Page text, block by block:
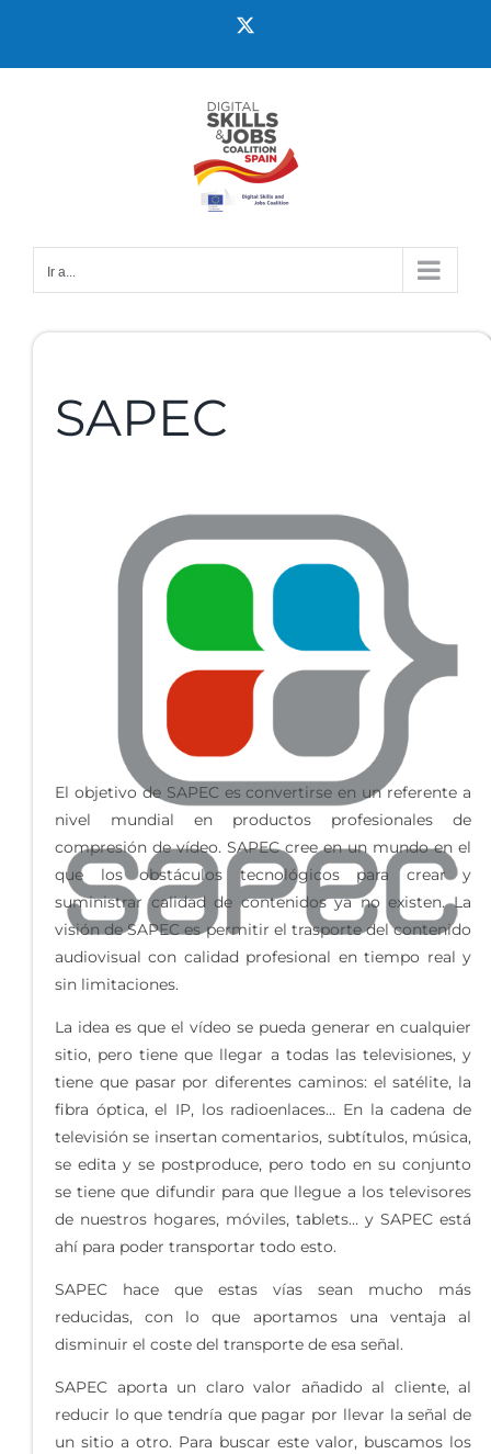
Ir a...
SAPEC
El objetivo de SAPEC es convertirse en un referente a
nivel mundial en productos profesionales de
compresión de vídeo. SAPEC cree en un mundo en el
que los obstáculos tecnológicos para crear y
suministrar calidad de contenidos ya no existen. La
visión de SAPEC es permitir el trasporte del contenido
audiovisual con calidad profesional en tiempo real y
sin limitaciones.
La idea es que el vídeo se pueda generar en cualquier
sitio, pero tiene que llegar a todas las televisiones, y
tiene que pasar por diferentes caminos: el satélite, la
fibra óptica, el IP, los radioenlaces… En la cadena de
televisión se insertan comentarios, subtítulos, música,
se edita y se postproduce, pero todo en su conjunto
se tiene que difundir para que llegue a los televisores
de nuestros hogares, móviles, tablets… y SAPEC está
ahí para poder transportar todo esto.
SAPEC hace que estas vías sean mucho más
reducidas, con lo que aportamos una ventaja al
disminuir el coste del transporte de esa señal.
SAPEC aporta un claro valor añadido al cliente, al
reducir lo que tendría que pagar por llevar la señal de
un sitio a otro. Para buscar este valor, buscamos los